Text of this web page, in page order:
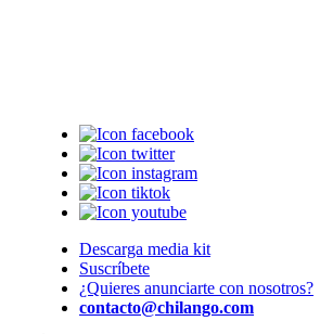
Descarga media kit
Suscríbete
¿Quieres anunciarte con nosotros?
contacto@chilango.com